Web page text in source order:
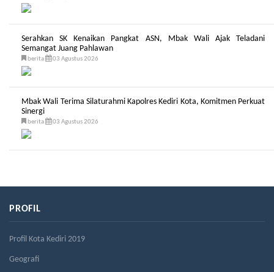
Serahkan SK Kenaikan Pangkat ASN, Mbak Wali Ajak Teladani
Semangat Juang Pahlawan
berita 03 Agustus 2026
Mbak Wali Terima Silaturahmi Kapolres Kediri Kota, Komitmen Perkuat
Sinergi
berita 03 Agustus 2026
PROFIL
Profil Kota Kediri 2019
Geografi